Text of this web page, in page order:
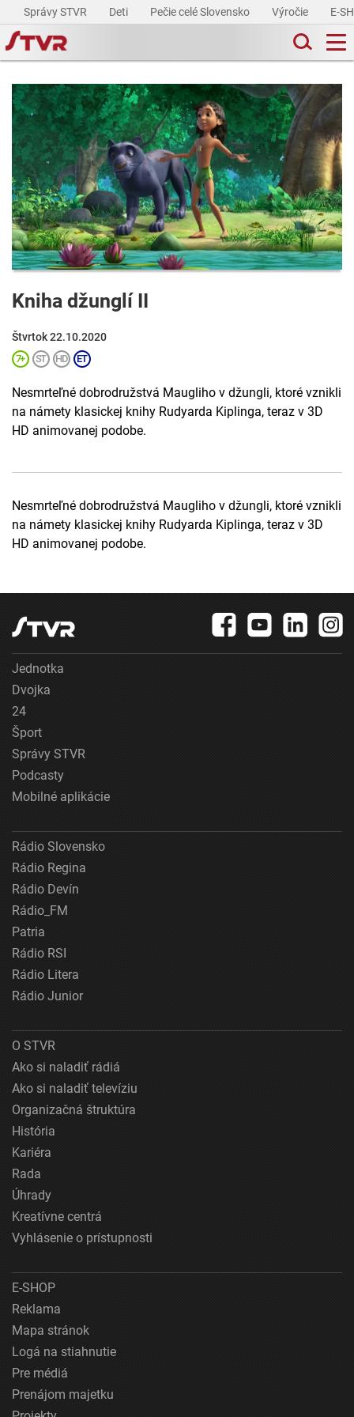
Správy STVR Deti Pečie celé Slovensko Výročie E-
Kniha džunglí II
Štvrtok 22.10.2020
Nesmrteľné dobrodružstvá Maugliho v džungli, ktoré vznikli
na námety klasickej knihy Rudyarda Kiplinga, teraz v 3D
HD animovanej podobe.
Nesmrteľné dobrodružstvá Maugliho v džungli, ktoré vznikli
na námety klasickej knihy Rudyarda Kiplinga, teraz v 3D
HD animovanej podobe.
Jednotka
Dvojka
24
Šport
Správy STVR
Podcasty
Mobilné aplikácie
Rádio Slovensko
Rádio Regina
Rádio Devín
Rádio_FM
Patria
Rádio RSI
Rádio Litera
Rádio Junior
O STVR
Ako si naladiť rádiá
Ako si naladiť televíziu
Organizačná štruktúra
História
Kariéra
Rada
Úhrady
Kreatívne centrá
Vyhlásenie o prístupnosti
E-SHOP
Reklama
Mapa stránok
Logá na stiahnutie
Pre médiá
Prenájom majetku